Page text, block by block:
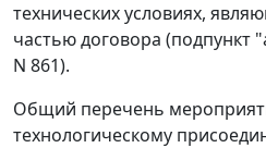
технических условиях,
частью договора (подпункт
N 861).
Общий перечень
технологическому